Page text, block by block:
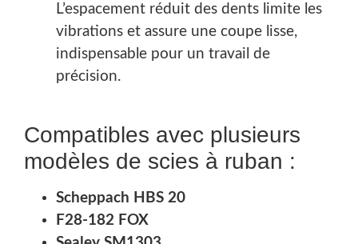
L’espacement réduit des dents limite les
vibrations et assure une coupe lisse,
indispensable pour un travail de
précision.
Compatibles avec plusieurs
modèles de scies à ruban :
Scheppach HBS 20
F28-182 FOX